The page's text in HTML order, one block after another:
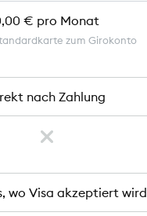
€ pro Monat
zum Girokonto
nach Zahlung
wo Visa akzeptiert wird